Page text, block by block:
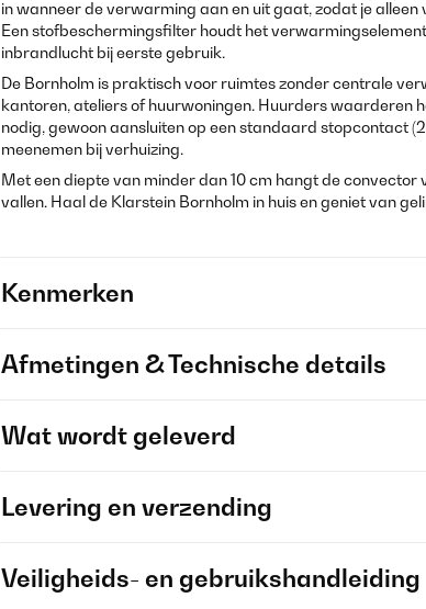
in wanneer de verwarming aan en uit gaat, zodat je
Een stofbeschermingsfilter houdt het
inbrandlucht bij eerste gebruik.
De Bornholm is praktisch voor ruimtes zonder centrale
kantoren, ateliers of huurwoningen. Huurders waarderen
nodig, gewoon aansluiten op een standaard stopcontact
meenemen bij verhuizing.
Met een diepte van minder dan 10 cm hangt de convector
vallen. Haal de Klarstein Bornholm in huis en geniet van
Kenmerken
Afmetingen & Technische details
Wat wordt geleverd
Levering en verzending
Veiligheids- en gebruikshandleiding